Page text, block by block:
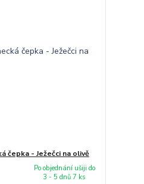
čepka - Ježečci na olivě
Po objednání ušiji do
3 - 5 dnů 7 ks